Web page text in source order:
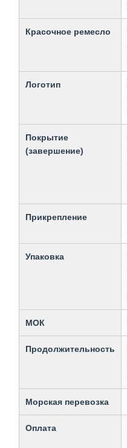
Красочное ремесло
Логотип
Покрытие
(завершение)
Прикрепление
Упаковка
МОК
Продолжительность
Морская перевозка
Оплата